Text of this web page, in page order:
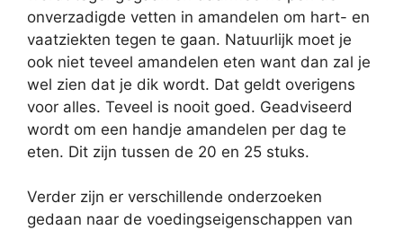
onverzadigde vetten in amandelen om hart- en
vaatziekten tegen te gaan. Natuurlijk moet je
ook niet teveel amandelen eten want dan zal je
wel zien dat je dik wordt. Dat geldt overigens
voor alles. Teveel is nooit goed. Geadviseerd
wordt om een handje amandelen per dag te
eten. Dit zijn tussen de 20 en 25 stuks.
Verder zijn er verschillende onderzoeken
gedaan naar de voedingseigenschappen van